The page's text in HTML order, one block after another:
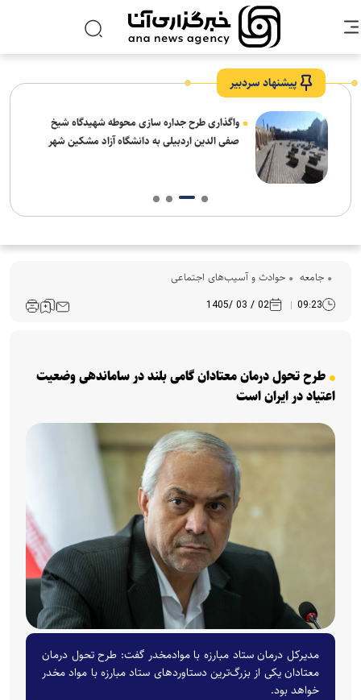
پیشنهاد سردبیر
واگذاری طرح جداره سازی محوطه شهیدگاه شیخ
صفی الدین اردبیلی به دانشگاه آزاد مشکین شهر
جامعه حوادث و آسیب‌های اجتماعی
09:23
02 / 03 /1405
طرح تحول درمان معتادان گامی بلند در ساماندهی وضعیت
اعتیاد در ایران است
مدیرکل درمان ستاد مبارزه با موادمخدر گفت: طرح تحول درمان
معتادان یکی از بزرگ‌ترین دستاوردهای ستاد مبارزه با مواد مخدر
خواهد بود.